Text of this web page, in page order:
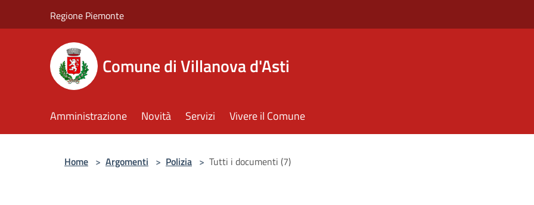
Regione Piemonte
Comune di Villanova d'Asti
Amministrazione Novità Servizi Vivere il Comune
Home > Argomenti > Polizia > Tutti i documenti (7)